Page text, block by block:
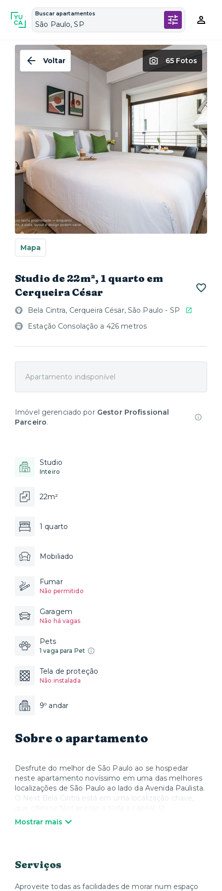
Buscar apartamentos
São Paulo, SP
Voltar 65 Fotos
Mapa
Studio de 22m², 1 quarto em
Cerqueira César
Bela Cintra, Cerqueira César, São Paulo - SP
Estação Consolação a 426 metros
Apartamento indisponível
Imóvel gerenciado por Gestor Profissional
Parceiro.
Studio
Inteiro
22m²
1 quarto
Mobiliado
Fumar
Não permitido
Garagem
Não há vagas
Pets
1 vaga para Pet
Tela de proteção
Não instalada
9º andar
Sobre o apartamento
Desfrute do melhor de São Paulo ao se hospedar
neste apartamento novíssimo em uma das melhores
localizações de São Paulo ao lado da Avenida Paulista.
O Next Bela Cintra está em uma localização chave,
apartamento é totalmente equipado, incluindo roupas
Nossos espaços são pensados para que você possa se
morar por um tempo.
Mostrar mais
Serviços
Aproveite todas as facilidades de morar num espaço